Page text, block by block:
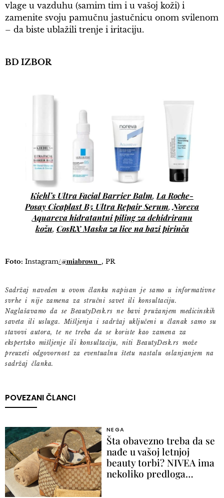
vlage u vazduhu (samim tim i u vašoj koži) i
zamenite svoju pamučnu jastučnicu onom svilenom
– da biste ublažili trenje i iritaciju.
BD IZBOR
Kiehl’s Ultra Facial Barrier Balm, La Roche-
Posay Cicaplast B5 Ultra Repair Serum,Noreva
Aquareva hidratantni piling za dehidriranu
kožu, CosRX Maska za lice na bazi pirinča
Foto: Instagram/@miabrown_ , PR
Sadržaj naveden u ovom članku napisan je samo u informativne
svrhe i nije zamena za stručni savet ili konsultaciju.
Naglašavamo da se BeautyDesk.rs ne bavi pružanjem medicinskih
saveta ili usluga. Mišljenja i sadržaj uključeni u članak samo su
stavovi autora, te ne treba da se koriste kao zamena za
ekspertsko mišljenje ili konsultaciju, niti BeautyDesk.rs može
preuzeti odgovornost za eventualnu štetu nastalu oslanjanjem na
sadržaj članka.
POVEZANI ČLANCI
NEGA
Šta obavezno treba da se
nađe u vašoj letnjoj
beauty torbi? NIVEA ima
nekoliko predloga…